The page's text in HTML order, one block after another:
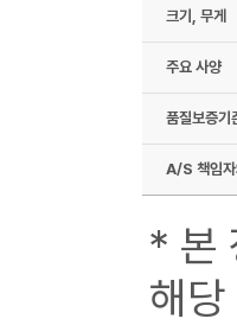
크기, 무게
주요 사양
품질보증기
A/S 책임자
* 본
해